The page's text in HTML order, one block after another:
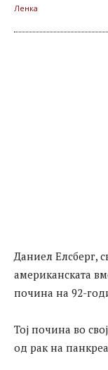
Даниел Елсберг,
американската
почина на 92-
Тој почина во
од рак на